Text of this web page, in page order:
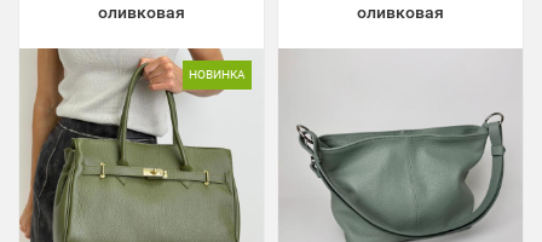
оливковая
НОВИНКА
оливковая